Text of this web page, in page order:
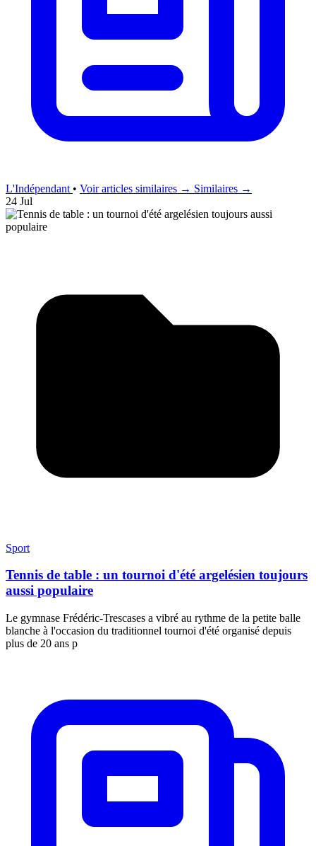
L'Indépendant • Voir articles similaires → Similaires →
24 Jul
Sport
Tennis de table : un tournoi d'été argelésien toujours
aussi populaire
Le gymnase Frédéric-Trescases a vibré au rythme de la petite balle
blanche à l'occasion du traditionnel tournoi d'été organisé depuis
plus de 20 ans p